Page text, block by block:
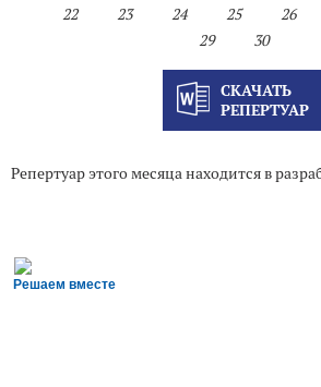
22
23 24 25 26
29
30
СКАЧАТЬ
РЕПЕРТУАР
Репертуар этого месяца находится в
Решаем вместе